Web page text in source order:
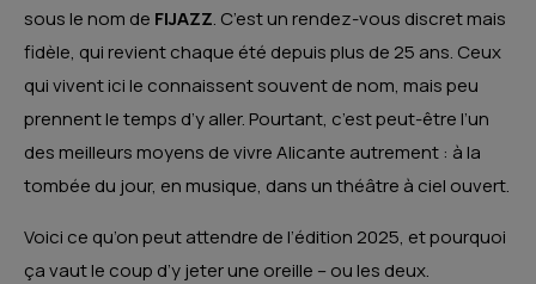
sous le nom de FIJAZZ. C’est un rendez-vous discret mais
fidèle, qui revient chaque été depuis plus de 25 ans. Ceux
qui vivent ici le connaissent souvent de nom, mais peu
prennent le temps d’y aller. Pourtant, c’est peut-être l’un
des meilleurs moyens de vivre Alicante autrement : à la
tombée du jour, en musique, dans un théâtre à ciel ouvert.
Voici ce qu’on peut attendre de l’édition 2025, et pourquoi
ça vaut le coup d’y jeter une oreille – ou les deux.